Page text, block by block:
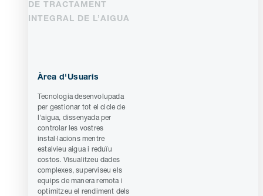
DE TRACTAMENT
INTEGRAL DE L’AIGUA
Àrea d'Usuaris
Tecnologia desenvolupada
per gestionar tot el cicle de
l'aigua, dissenyada per
controlar les vostres
instal·lacions mentre
estalvieu aigua i reduïu
costos. Visualitzeu dades
complexes, superviseu els
equips de manera remota i
optimitzeu el rendiment dels